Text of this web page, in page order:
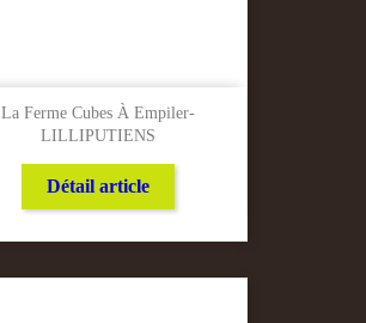
La Ferme Cubes À Empiler-
LILLIPUTIENS
Détail article